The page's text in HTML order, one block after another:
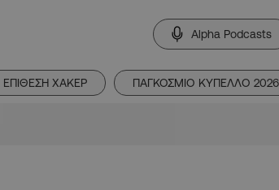
Alpha Podcasts
ΕΠΙΘΕΣΗ ΧΑΚΕΡ ΠΑΓΚΟΣΜΙΟ ΚΥΠΕΛΛΟ 2026